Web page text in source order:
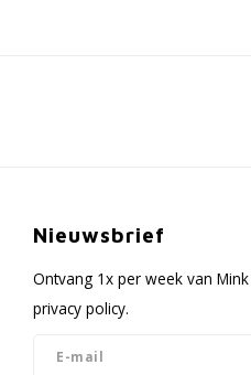
Nieuwsbrief
Ontvang 1x per week van
privacy policy.